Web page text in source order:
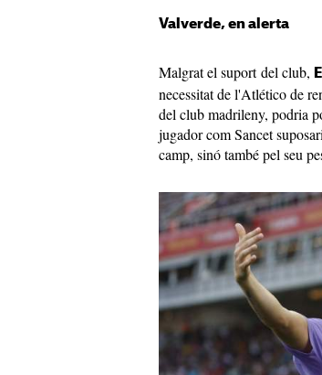
Valverde, en alerta
Malgrat el suport del club,
necessitat de l'Atlético de
del club madrileny, podria
jugador com Sancet
camp, sinó també pel seu